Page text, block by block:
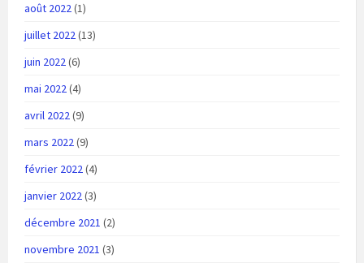
août 2022(1)
juillet 2022(13)
juin 2022(6)
mai 2022(4)
avril 2022(9)
mars 2022(9)
février 2022(4)
janvier 2022(3)
décembre 2021 (2)
novembre 2021 (3)